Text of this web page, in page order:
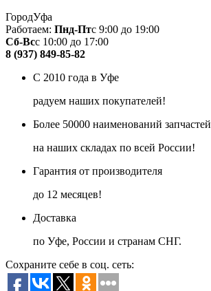
ГородУфа
Работаем: Пнд-Птс 9:00 до 19:00
Сб-Всс 10:00 до 17:00
8 (937) 849-85-82
С 2010 года в Уфе
радуем наших покупателей!
Более 50000 наименований запчастей
на наших складах по всей России!
Гарантия от производителя
до 12 месяцев!
Доставка
по Уфе, России и странам СНГ.
Сохраните себе в соц. сеть: